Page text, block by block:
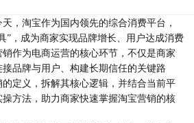
，淘宝作为国内领先的综合消费平台，
”，成为商家实现品牌增长、用户达成消费
作为电商运营的核心环节，不仅是商家
品牌与用户、构建长期信任的关键路
定义，拆解其核心逻辑，并结合当前平
方法，助力商家快速掌握淘宝营销的核